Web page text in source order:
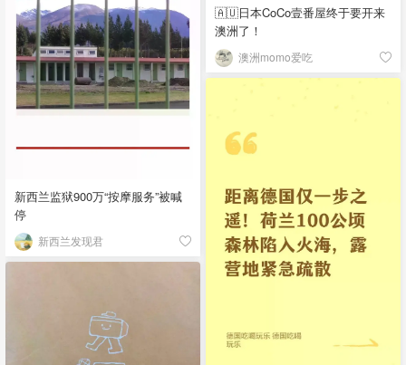
🇦🇺日本CoCo壹番屋终于要开来
澳洲了！
澳洲momo爱吃
新西兰监狱900万“按摩服务”被喊
停
新西兰发现君